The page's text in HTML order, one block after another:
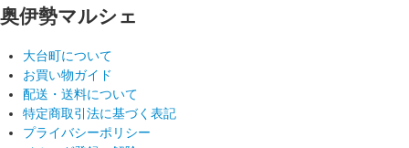
奥伊勢マルシェ
大台町について
お買い物ガイド
配送・送料について
特定商取引法に基づく表記
プライバシーポリシー